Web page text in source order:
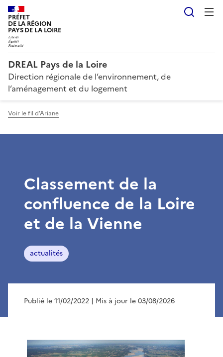
PRÉFET
DE LA RÉGION
PAYS DE LA LOIRE
DREAL Pays de la Loire
Direction régionale de l’environnement, de
l’aménagement et du logement
Voir le fil d'Ariane
Classement de la
confluence de la Loire
et de la Vienne
actualités
Publié le 11/02/2022 | Mis à jour le 03/08/2026